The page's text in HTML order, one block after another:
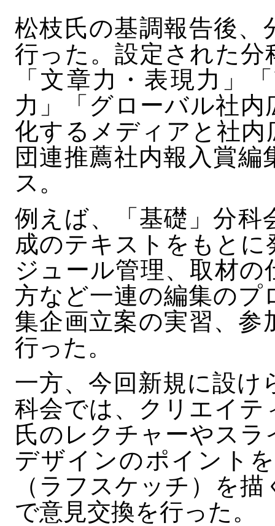
松枝氏の基調報告後、
行った。設定された分
「文章力・表現力」
力」「グローバル社
化するメディアと社内
団連推薦社内報入賞
ス。
例えば、「基礎」分科
成のテキストをもと
ジュール管理、取材
方など一連の編集のプ
集企画立案の実習、参
行った。
一方、今回新規に設け
科会では、クリエイテ
氏のレクチャーやス
デザインのポイント
（ラフスケッチ）を
で意見交換を行った。